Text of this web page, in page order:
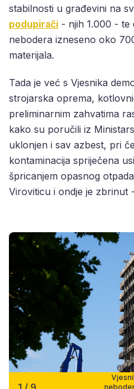
stabilnosti u građevini na
podupirači - njih 1.000 - te
nebodera izneseno oko
materijala.
Tada je već s Vjesnika
strojarska oprema,
preliminarnim zahvatima
kako su poručili iz
uklonjen i sav azbest, pri
kontaminacija spriječena
špricanjem opasnog
Viroviticu i ondje je zbrinut